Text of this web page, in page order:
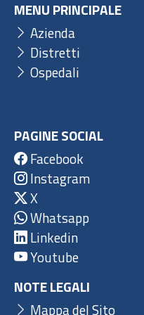
MENU PRINCIPALE
Azienda
Distretti
Ospedali
PAGINE SOCIAL
Facebook
Instagram
X
Whatsapp
Linkedin
Youtube
NOTE LEGALI
Mappa del Sito